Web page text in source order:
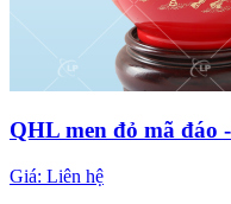
QHL men đỏ mã đáo
Giá: Liên hệ